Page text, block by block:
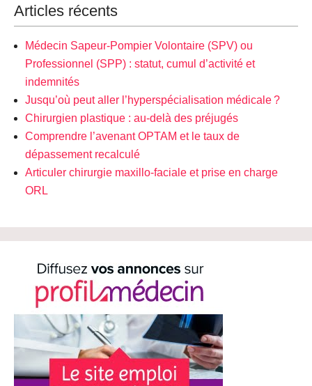
Articles récents
Médecin Sapeur-Pompier Volontaire (SPV) ou
Professionnel (SPP) : statut, cumul d’activité et
indemnités
Jusqu’où peut aller l’hyperspécialisation médicale ?
Chirurgien plastique : au-delà des préjugés
Comprendre l’avenant OPTAM et le taux de
dépassement recalculé
Articuler chirurgie maxillo-faciale et prise en charge
ORL